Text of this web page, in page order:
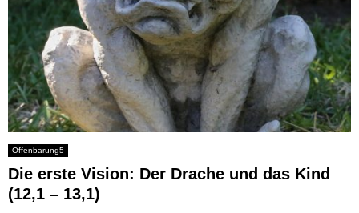
Offenbarung5
Die erste Vision: Der Drache und das Kind
(12,1 – 13,1)